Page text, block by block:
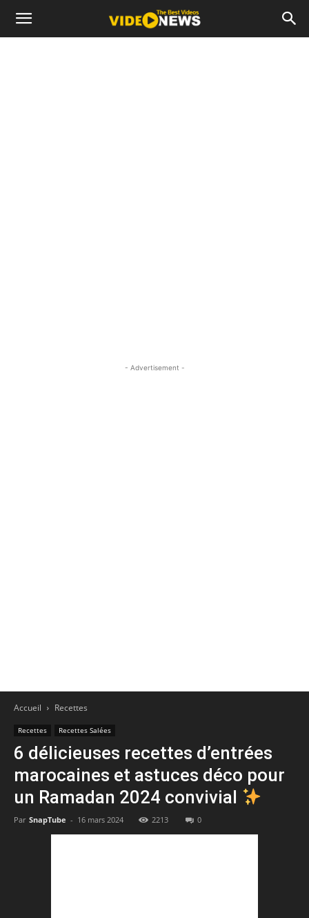
- Advertisement -
Accueil Recettes
Recettes Recettes Salées
6 délicieuses recettes d’entrées
marocaines et astuces déco pour
un Ramadan 2024 convivial
Par SnapTube - 16 mars 2024 2213 0